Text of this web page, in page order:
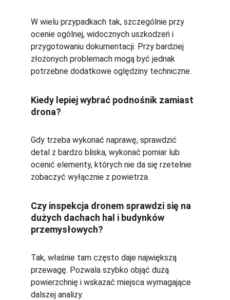
W wielu przypadkach tak, szczególnie przy
ocenie ogólnej, widocznych uszkodzeń i
przygotowaniu dokumentacji. Przy bardziej
złożonych problemach mogą być jednak
potrzebne dodatkowe oględziny techniczne.
Kiedy lepiej wybrać podnośnik zamiast
drona?
Gdy trzeba wykonać naprawę, sprawdzić
detal z bardzo bliska, wykonać pomiar lub
ocenić elementy, których nie da się rzetelnie
zobaczyć wyłącznie z powietrza.
Czy inspekcja dronem sprawdzi się na
dużych dachach hal i budynków
przemysłowych?
Tak, właśnie tam często daje największą
przewagę. Pozwala szybko objąć dużą
powierzchnię i wskazać miejsca wymagające
dalszej analizy.